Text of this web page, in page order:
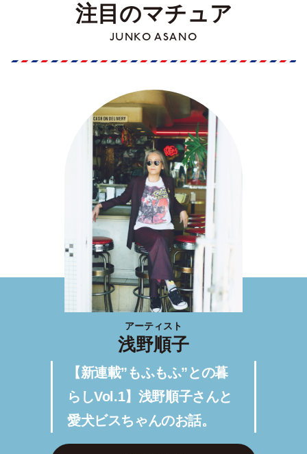
注目のマチュア
JUNKO ASANO
アーティスト
浅野順子
【新連載”もふもふ”との暮
らしVol.1】浅野順子さんと
愛犬ビスちゃんのお話。